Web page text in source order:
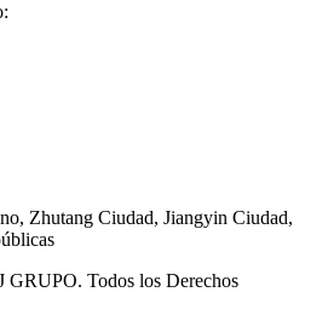
Zhutang Ciudad, Jiangyin Ciudad,
Todos los Derechos